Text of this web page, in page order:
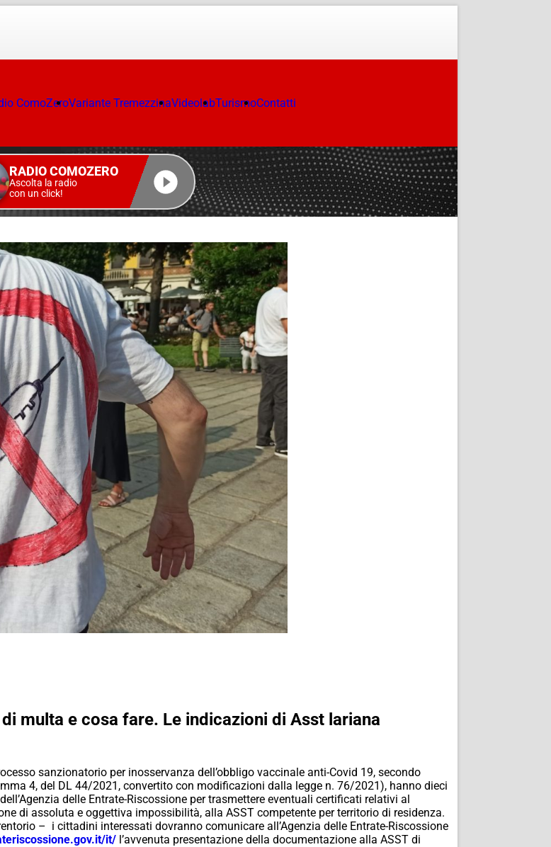
ComoZeroVariante TremezzinaVideolabTurismoContatti
RADIO COMOZERO
Ascolta la radio
con un click!
multa e cosa fare. Le indicazioni di Asst lariana
sanzionatorio per inosservanza dell’obbligo vaccinale anti-Covid 19, secondo
4, del DL 44/2021, convertito con modificazioni dalla legge n. 76/2021), hanno dieci
delle Entrate-Riscossione per trasmettere eventuali certificati relativi al
di assoluta e oggettiva impossibilità, alla ASST competente per territorio di residenza.
– i cittadini interessati dovranno comunicare all’Agenzia delle Entrate-Riscossione
it/it/ l’avvenuta presentazione della documentazione alla ASST di